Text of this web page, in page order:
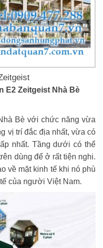
E2 Zeitgeist Nhà Bè
Bè với chức năng vừa
vị trí đắc địa nhất, vừa có
nhất. Tầng dưới có thể
dùng để ở rất tiện nghi.
về mặt kinh tế khi nó phù
của người Việt Nam.